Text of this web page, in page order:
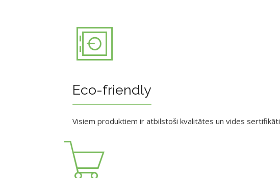
Eco-friendly
Visiem produktiem ir atbilstoši kvalitātes un vides sertifikāti